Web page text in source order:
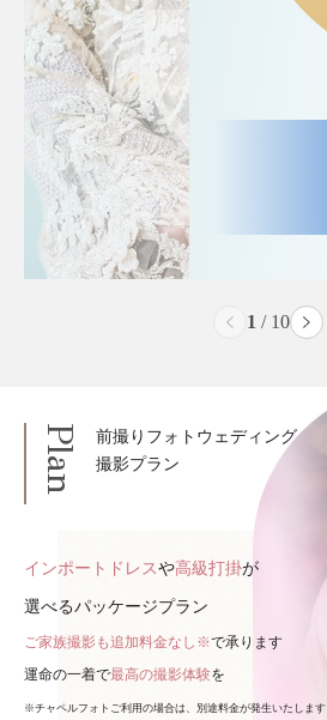
2 / 10
Plan
前撮りフォトウェディング
撮影プラン
インポートドレスや高級打掛が
選べるパッケージプラン
ご家族撮影も追加料金なし※で承ります
運命の一着で最高の撮影体験を
※チャペルフォトご利用の場合は、別途料金が発生いたします